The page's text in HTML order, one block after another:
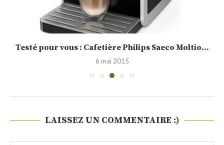
Testé pour vous : Cafetière Philips Saeco Moltio...
6 mai 2015
LAISSEZ UN COMMENTAIRE :)